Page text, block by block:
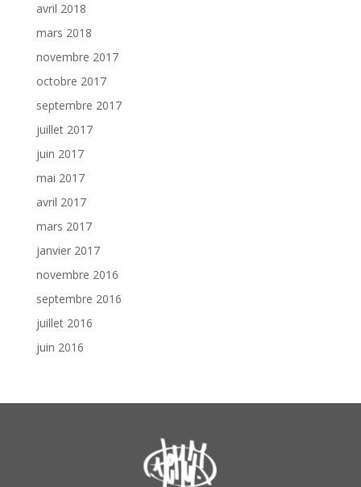
avril 2018
mars 2018
novembre 2017
octobre 2017
septembre 2017
juillet 2017
juin 2017
mai 2017
avril 2017
mars 2017
janvier 2017
novembre 2016
septembre 2016
juillet 2016
juin 2016